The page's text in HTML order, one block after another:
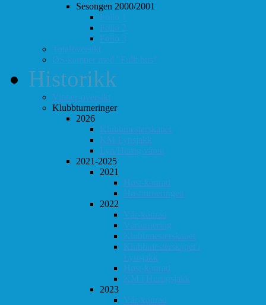
Sesongen 2000/2001
Follo 1
Follo 2
Follo 3
Totaloversikt
ØS-kamper med "Fullt hus"
Historikk
Vinner-oversikt
Klubbturneringer
2026
Klubbmesterskapet
KM Lynsjakk
Lyn/Hurtig våren
2021-2025
2021
Høst-konrad
Høstturneringen
2022
Vår-konrad
Vårturnering
Klubbmesterskapet
Klubbmesterskapet i
Lynsjakk
Høst-konrad
KM i Hurtigsjakk
2023
Vår-konrad